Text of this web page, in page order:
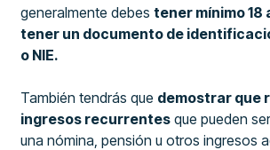
generalmente debestener mínimo 18
tener un documento de
o NIE.
También tendrás que demostrar que
ingresos recurrentes que pueden
una nómina, pensión u otros ingresos